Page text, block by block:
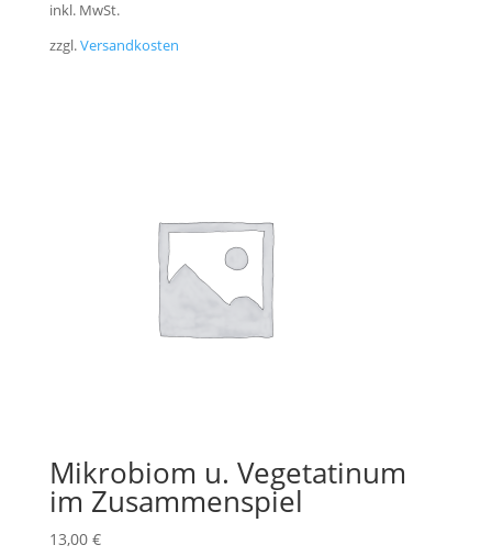
inkl. MwSt.
zzgl.Versandkosten
Mikrobiom u. Vegetatinum
im Zusammenspiel
13,00 €